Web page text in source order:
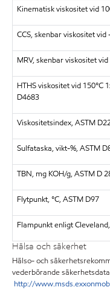
Kinematisk viskositet vid
CCS, skenbar viskositet vid
MRV, skenbar viskositet
HTHS viskositet vid 150°C
D4683
Viskositetsindex, ASTM
Sulfataska, vikt-%, ASTM
TBN, mg KOH/g, ASTM D
Flytpunkt, °C, ASTM D97
Flampunkt enligt
Hälsa och säkerhet
Hälso- och
vederbörande
http://